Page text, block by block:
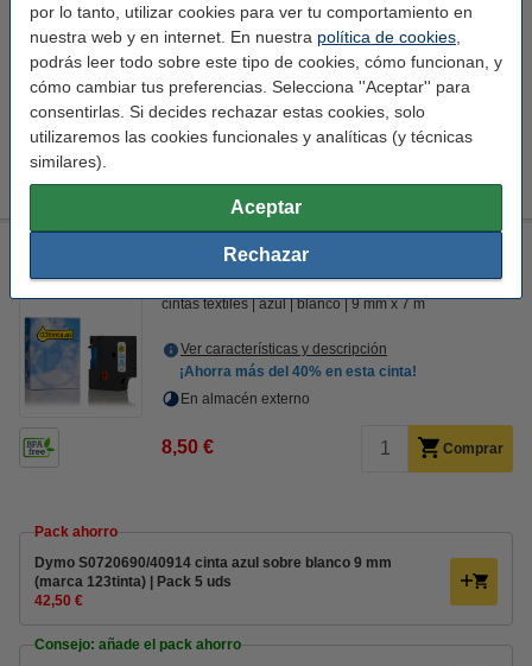
por lo tanto, utilizar cookies para ver tu comportamiento en
nuestra web y en internet. En nuestra política de cookies
podrás leer todo sobre este tipo de cookies, cómo funcionan, y
cómo cambiar tus preferencias. Selecciona ''Aceptar'' para
consentirlas. Si decides rechazar estas cookies, solo
utilizaremos las cookies funcionales y analíticas (y técnicas
similares).
Aceptar
Rechazar
14,50 € Comprar
¡Ahorra más del 40%en esta cinta!
Dymo S0720690 / 40914 cinta azul sobre blanco 9 mm
(marca 123tinta)
Dymo S0720690 / 40914 cinta azul sobre blanco 9 mm (marca
cintas textiles azul blanco 9 mm x 7 m
Ver características y descripción
¡Ahorra más del 40% en esta cinta!
En almacén externo
8,50 € Comprar
Pack ahorro
Dymo S0720690/40914 cinta azul sobre blanco 9 mm
(marca 123tinta) | Pack 5 uds
42,50 €
Consejo: añade el pack ahorro